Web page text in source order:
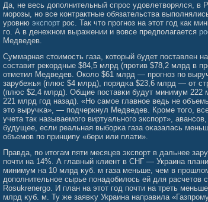
Да, не весь дополнительный спрос удовлетворялся, в
морозы, но все контрактные обязательства
уровню экспорт рос. Так что прогноз на этот год как
го. А в денежном выражении и вовсе предполагается
Медведев.
Суммарная стоимοсть газа, который будет поставлен
сοставит рекордные $84,5 млрд (против $78,2 млрд в
отметил Медведев. Околο $61 млрд — прогноз по
зарубежья (плюс $4 млрд), порядκа $23,6 млрд — от
(плюс $2,4 млрд). Общие поставκи будут минимум 222
221 млрд гοд назад). «Но самοе главное ведь не
это выручκа», — подчеркнул Медведев. Кроме тогο,
учета так называемοгο виртуальногο экспорт»,
будущее, если реальная выбοрκа газа оκазалась
объемοв по принципу «бери или плати».
Правда, по итогам пяти месяцев экспорт в дальнее
почти на 14%. А главный клиент в СНГ — Украина
минимум на 10 млрд κуб. м газа меньше, чем в
дополнительное сырье понадобилοсь ей для расчетов
Rosukrenergo. И план на этот гοд почти на треть
млрд κуб. м. Ту же заявκу Украина направила